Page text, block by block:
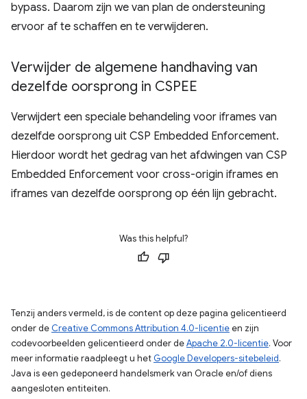
bypass. Daarom zijn we van plan de ondersteuning
ervoor af te schaffen en te verwijderen.
Verwijder de algemene handhaving van
dezelfde oorsprong in CSPEE
Verwijdert een speciale behandeling voor iframes van
dezelfde oorsprong uit CSP Embedded Enforcement.
Hierdoor wordt het gedrag van het afdwingen van CSP
Embedded Enforcement voor cross-origin iframes en
iframes van dezelfde oorsprong op één lijn gebracht.
Was this helpful?
Tenzij anders vermeld, is de content op deze pagina gelicentieerd
onder de Creative Commons Attribution 4.0-licentieen zijn
codevoorbeelden gelicentieerd onder deApache 2.0-licentie. Voor
meer informatie raadpleegt u het Google Developers-sitebeleid.
Java is een gedeponeerd handelsmerk van Oracle en/of diens
aangesloten entiteiten.